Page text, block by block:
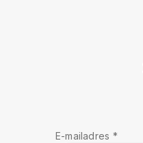
E-mailadres *